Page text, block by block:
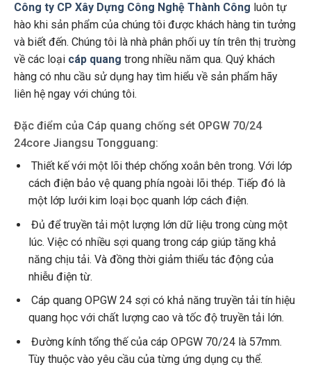
Công ty CP Xây Dựng Công Nghệ Thành Công luôn tự
hào khi sản phẩm của chúng tôi được khách hàng tin tưởng
và biết đến. Chúng tôi là nhà phân phối uy tín trên thị trường
về các loại cáp quang trong nhiều năm qua. Quý khách
hàng có nhu cầu sử dụng hay tìm hiểu về sản phẩm hãy
liên hệ ngay với chúng tôi.
Đặc điểm của Cáp quang chống sét OPGW 70/24
24core Jiangsu Tongguang:
Thiết kế với một lõi thép chống xoắn bên trong. Với lớp
cách điện bảo vệ quang phía ngoài lõi thép. Tiếp đó là
một lớp lưới kim loại bọc quanh lớp cách điện.
Đủ để truyền tải một lượng lớn dữ liệu trong cùng một
lúc. Việc có nhiều sợi quang trong cáp giúp tăng khả
năng chịu tải. Và đồng thời giảm thiểu tác động của
nhiễu điện từ.
Cáp quang OPGW 24 sợi có khả năng truyền tải tín hiệu
quang học với chất lượng cao và tốc độ truyền tải lớn.
Đường kính tổng thế của cáp OPGW 70/24 là 57mm.
Tùy thuộc vào yêu cầu của từng ứng dụng cụ thể.